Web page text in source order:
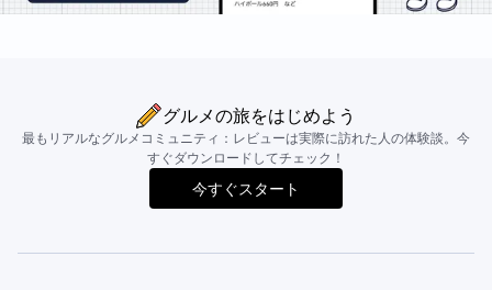
グルメの旅をはじめよう
最もリアルなグルメコミュニティ：レビューは実際に訪れた人の体験談。今
すぐダウンロードしてチェック！
今すぐスタート